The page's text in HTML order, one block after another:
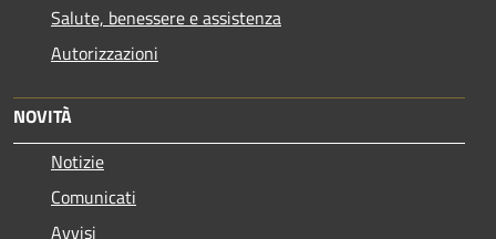
Salute, benessere e assistenza
Autorizzazioni
NOVITÀ
Notizie
Comunicati
Avvisi